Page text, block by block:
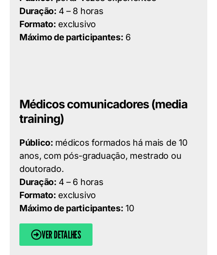
Duração: 4 – 8 horas
Formato: exclusivo
Máximo de participantes: 6
Médicos comunicadores (media
training)
Público: médicos formados há mais de 10
anos, com pós-graduação, mestrado ou
doutorado.
Duração: 4 – 6 horas
Formato: exclusivo
Máximo de participantes: 10
VER DETALHES